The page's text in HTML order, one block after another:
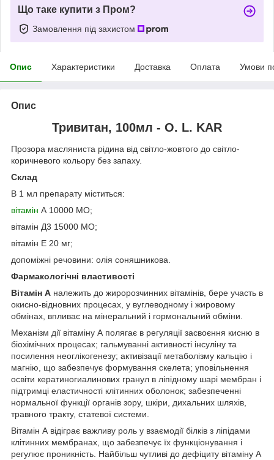
Що таке купити з Пром?
Замовлення під захистом
Опис Характеристики Доставка Оплата Умови
Опис
Тривитан, 100мл - O. L. KAR
Прозора масляниста рідина від світло-жовтого до світло-
коричневого кольору без запаху.
Склад
В 1 мл препарату міститься:
вітамін А 10000 МО;
вітамін Д3 15000 МО;
вітамін Е 20 мг;
допоміжні речовини: олія соняшникова.
Фармакологічні властивості
Вітамін А належить до жиророзчинних вітамінів, бере участь в
окисно-відновних процесах, у вуглеводному і жировому
обмінах, впливає на мінеральний і гормональний обміни.
Механізм дії вітаміну А полягає в регуляції засвоєння кисню в
біохімічних процесах; гальмуванні активності інсуліну та
посилення неоглікогенезу; активізації метаболізму кальцію і
магнію, що забезпечує формування скелета; уповільнення
освіти кератиногиалинових гранул в ліпідному шарі мембран і
підтримці еластичності клітинних оболонок; забезпеченні
нормальної функції органів зору, шкіри, дихальних шляхів,
травного тракту, статевої системи.
Вітамін А відіграє важливу роль у взаємодії білків з ліпідами
клітинних мембранах, що забезпечує їх функціонування і
регулює проникність. Найбільш чутливі до дефіциту вітаміну А